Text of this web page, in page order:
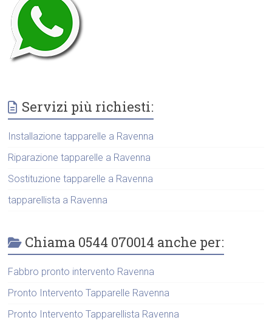
Servizi più richiesti:
Installazione tapparelle a Ravenna
Riparazione tapparelle a Ravenna
Sostituzione tapparelle a Ravenna
tapparellista a Ravenna
Chiama 0544 070014 anche per:
Fabbro pronto intervento Ravenna
Pronto Intervento Tapparelle Ravenna
Pronto Intervento Tapparellista Ravenna